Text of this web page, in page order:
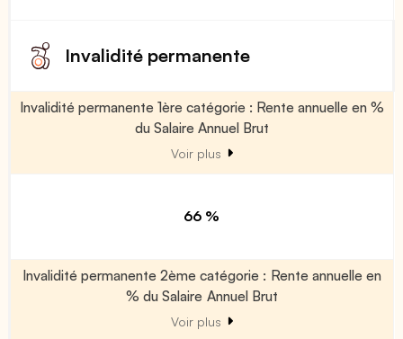
Invalidité permanente
Invalidité permanente 1ère catégorie : Rente annuelle en %
du Salaire Annuel Brut
Voir plus
66 %
Invalidité permanente 2ème catégorie : Rente annuelle en
% du Salaire Annuel Brut
Voir plus